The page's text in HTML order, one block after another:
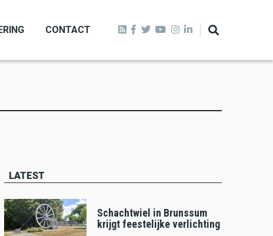
CONTACT
LATEST
Schachtwiel in Brunssum
krijgt feestelijke verlichting